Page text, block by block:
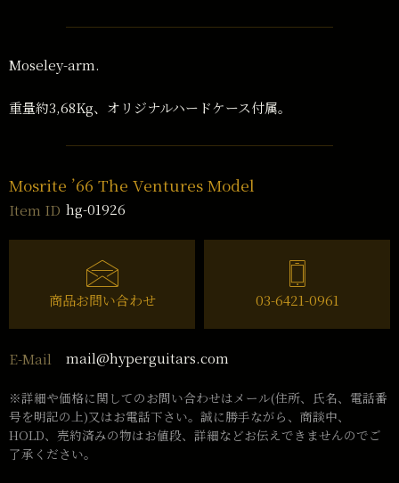
Moseley-arm.
重量約3,68Kg、オリジナルハードケース付属。
Mosrite ’66 The Ventures Model
Item ID hg-01926
商品お問い合わせ 03-6421-0961
E-Mail mail@hyperguitars.com
※詳細や価格に関してのお問い合わせはメール(住所、氏名、電話番
号を明記の上)又はお電話下さい。誠に勝手ながら、商談中、
HOLD、売約済みの物はお値段、詳細などお伝えできませんのでご
了承ください。